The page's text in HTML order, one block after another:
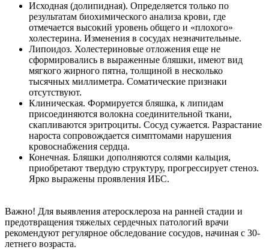
Исходная (долипидная). Определяется только по
результатам биохимического анализа крови, где
отмечается высокий уровень общего и «плохого»
холестерина. Изменения в сосудах незначительные.
Липоидоз. Холестериновые отложения еще не
сформировались в выраженные бляшки, имеют вид
мягкого жирного пятна, толщиной в несколько
тысячных миллиметра. Соматические признаки
отсутствуют.
Клиническая. Формируется бляшка, к липидам
присоединяются волокна соединительной ткани,
скапливаются эритроциты. Сосуд сужается. Разрастание
нароста сопровождается симптомами нарушения
кровоснабжения сердца.
Конечная. Бляшки дополняются солями кальция,
приобретают твердую структуру, прогрессирует стеноз.
Ярко выражены проявления ИБС.
Важно! Для выявления атеросклероза на ранней стадии и
предотвращения тяжелых сердечных патологий врачи
рекомендуют регулярное обследование сосудов, начиная с 30-
летнего возраста.